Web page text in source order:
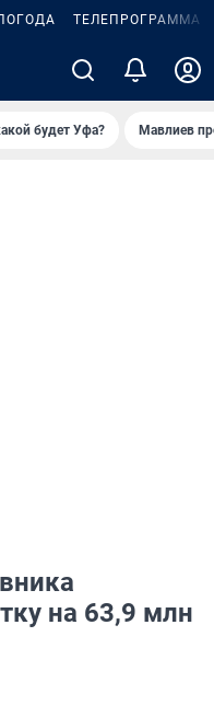
ТЕЛЕПРОГРАММА
будет Уфа? Мавлиев
на 63,9 млн